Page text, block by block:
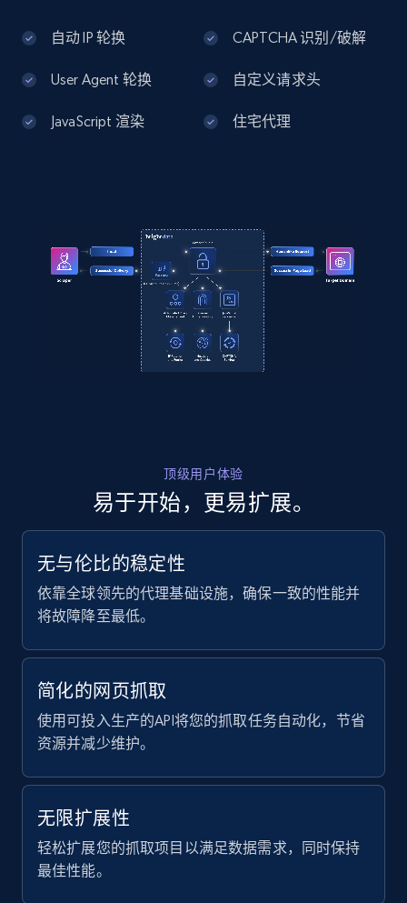
Google Shopping - collects products from
web using keywords
Rating, Reviews count, Images, Variations, and
Home Depot US
URL, Domain, Country code, Model number,
Sku, Product id, Product name, Manufacturer,
using specified keywords
Sku, Product id, Product name, Manufacturer,
and more.
2.1K+ 355+
Home Depot US - Discover products by
specified URL
Sku, Product id, Product name, Manufacturer,
and more.
2.1K+ 355+ 注册使用
自动 IP 轮换 CAPTCHA 识别/破解
User Agent 轮换 自定义请求头
JavaScript 渲染 住宅代理
顶级用户体验
易于开始，更易扩展。
无与伦比的稳定性
依靠全球领先的代理基础设施，确保一致的性能并
将故障降至最低。
简化的网页抓取
使用可投入生产的API将您的抓取任务自动化，节省
资源并减少维护。
无限扩展性
轻松扩展您的抓取项目以满足数据需求，同时保持
最佳性能。